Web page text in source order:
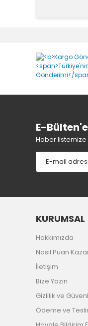
Ürün
Ürün
Ürün
Ürün
E-
Haber
KURUMSAL
Hakkımızda
Nasıl Puan
İletişim
Bize Yazın
Gizlilik ve
Ödeme ve